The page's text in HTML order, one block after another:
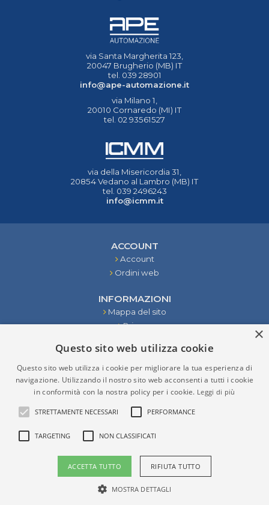
via Santa Margherita 123,
20047 Brugherio (MB) IT
tel. 039 28901
info@ape-automazione.it
via Milano 1,
20010 Cornaredo (MI) IT
tel. 02 93561527
via della Misericordia 31,
20854 Vedano al Lambro (MB) IT
tel. 039 2496243
info@icmm.it
ACCOUNT
Account
Ordini web
INFORMAZIONI
Mappa del sito
Privacy
Contattaci
STRUMENTI
RISULTATI DELLA RICERCA
P.IVA (VAT) IT02276970965
Copyright © 2026 Verzolla. Tutti i diritti riservati
nopCommerce - Developed by
×
Questo sito web utilizza cookie
Questo sito web utilizza i cookie per migliorare la tua esperienza di
navigazione. Utilizzando il nostro sito web acconsenti a tutti i cookie
in conformità con la nostra policy per i cookie. Leggi di più
STRETTAMENTE NECESSARI PERFORMANCE
TARGETING NON CLASSIFICATI
ACCETTA TUTTO RIFIUTA TUTTO
MOSTRA DETTAGLI